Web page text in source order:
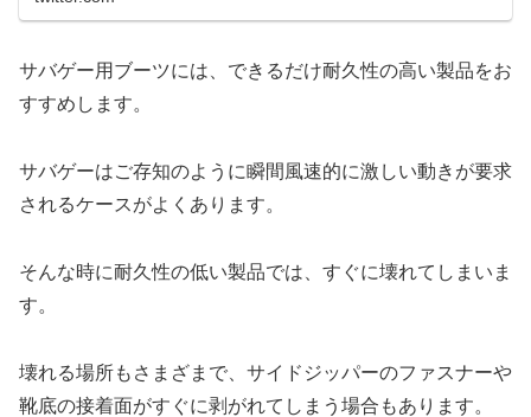
サバゲー用ブーツには、できるだけ耐久性の高い製品をお
すすめします。
サバゲーはご存知のように瞬間風速的に激しい動きが要求
されるケースがよくあります。
そんな時に耐久性の低い製品では、すぐに壊れてしまいま
す。
壊れる場所もさまざまで、サイドジッパーのファスナーや
靴底の接着面がすぐに剥がれてしまう場合もあります。